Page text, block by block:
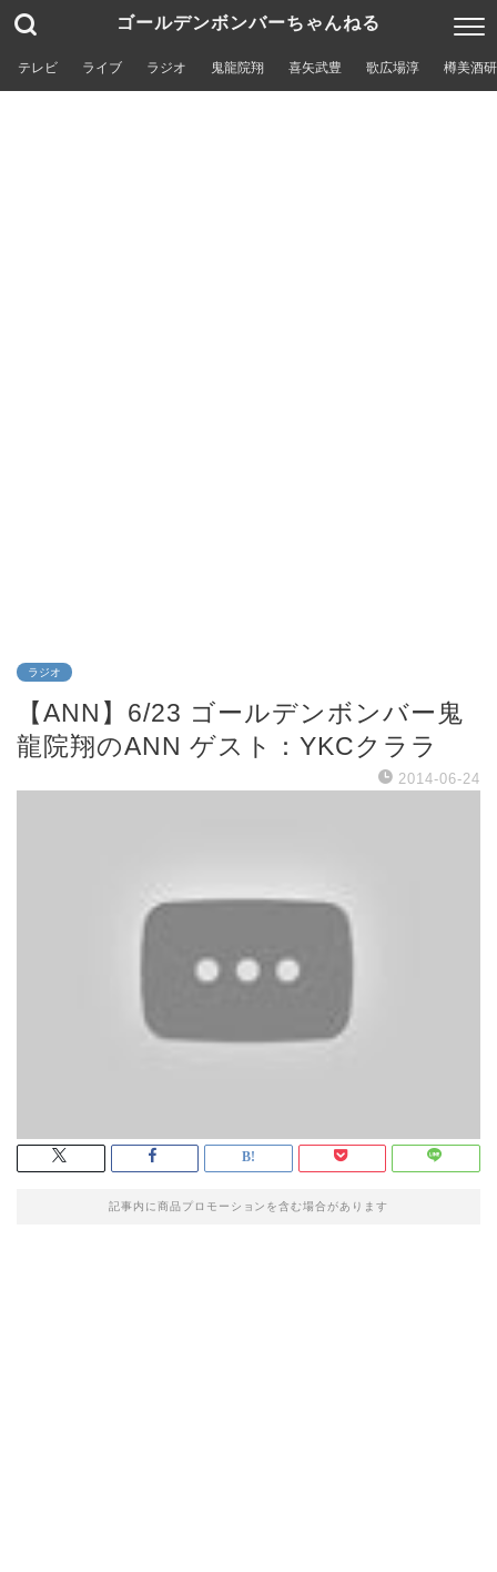
ゴールデンボンバーちゃんねる
テレビ ライブ ラジオ 鬼龍院翔 喜矢武豊 歌広場淳 樽美酒
ラジオ
【ANN】6/23 ゴールデンボンバー鬼
龍院翔のANN ゲスト：YKCクララ
2014-06-24
記事内に商品プロモーションを含む場合があります